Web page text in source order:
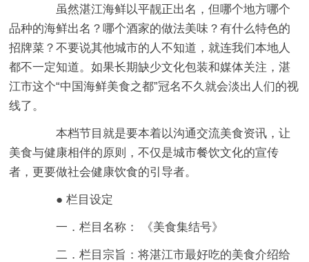
虽然湛江海鲜以平靓正出名，但哪个地方哪个
品种的海鲜出名？哪个酒家的做法美味？有什么特色的
招牌菜？不要说其他城市的人不知道，就连我们本地人
都不一定知道。如果长期缺少文化包装和媒体关注，湛
江市这个“中国海鲜美食之都”冠名不久就会淡出人们的视
线了。
本档节目就是要本着以沟通交流美食资讯，让
美食与健康相伴的原则，不仅是城市餐饮文化的宣传
者，更要做社会健康饮食的引导者。
● 栏目设定
一．栏目名称： 《美食集结号》
二．栏目宗旨：将湛江市最好吃的美食介绍给